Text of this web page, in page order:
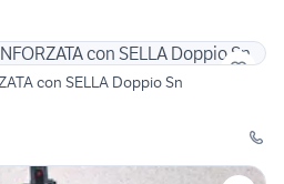
con SELLA Doppio Sn